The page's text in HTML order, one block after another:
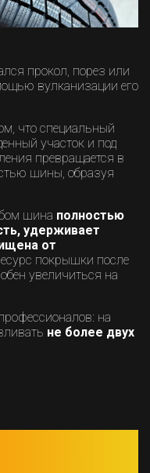
прокол, порез или
вулканизации его
что специальный
участок и под
превращается в
шины, образуя
шина полностью
удерживает
от
покрышки после
увеличиться на
на
не более двух